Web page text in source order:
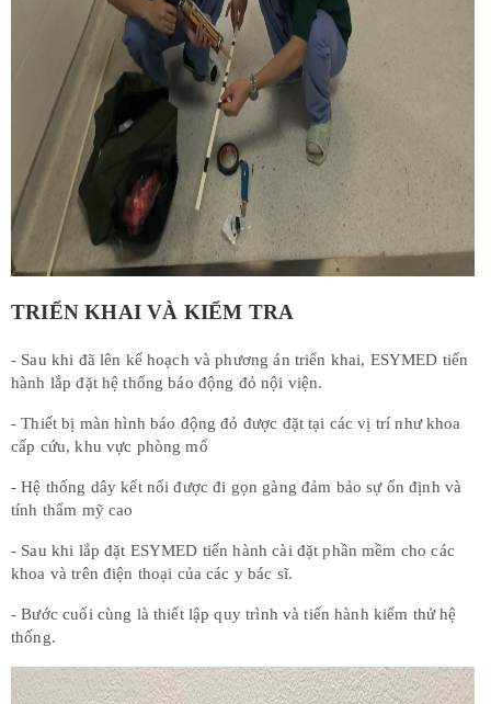
TRIỂN KHAI VÀ KIỂM TRA
- Sau khi đã lên kế hoạch và phương án triển khai, ESYMED tiến
hành lắp đặt hệ thống báo động đỏ nội viện.
- Thiết bị màn hình báo động đỏ được đặt tại các vị trí như khoa
cấp cứu, khu vực phòng mổ
- Hệ thống dây kết nối được đi gọn gàng đảm bảo sự ổn định và
tính thẩm mỹ cao
- Sau khi lắp đặt ESYMED tiến hành cài đặt phần mềm cho các
khoa và trên điện thoại của các y bác sĩ.
- Bước cuối cùng là thiết lập quy trình và tiến hành kiểm thử hệ
thống.